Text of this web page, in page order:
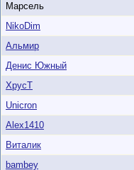
Марсель
NikoDim
Альмир
Денис Южный
ХрусТ
Unicron
Alex1410
Виталик
bambey